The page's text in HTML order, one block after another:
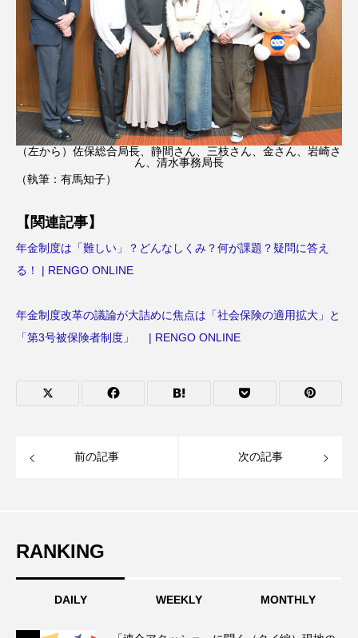
（左から）佐保総合局長、静間さん、三枝さん、金さん、岩崎さ
ん、清水事務局長
（執筆：有馬知子）
【関連記事】
年金制度は「難しい」？どんなしくみ？何が課題？疑問に答え
る！ | RENGO ONLINE
年金制度改革の議論が大詰めに焦点は「社会保険の適用拡大」と
「第3号被保険者制度」 | RENGO ONLINE
前の記事 次の記事
RANKING
DAILY WEEKLY MONTHLY